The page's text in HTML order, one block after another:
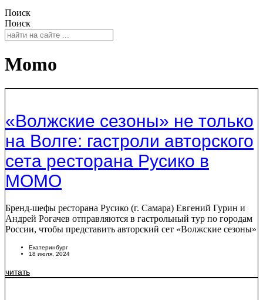
Поиск
Поиск
Momo
«Волжские сезоны» не только
на Волге: гастроли авторского
сета ресторана Русико в
MOMO
Бренд-шефы ресторана Русико (г. Самара) Евгений Гурин и
Андрей Рогачев отправляются в гастрольный тур по городам
России, чтобы представить авторский сет «Волжские сезоны»
Екатеринбург
18 июля, 2024
читать